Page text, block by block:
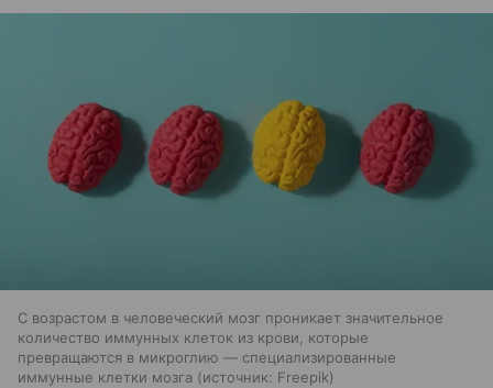
С возрастом в человеческий мозг проникает значительное
количество иммунных клеток из крови, которые
превращаются в микроглию — специализированные
иммунные клетки мозга
источник: Freepik